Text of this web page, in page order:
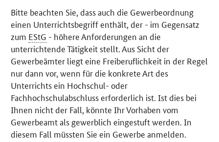
Bitte beachten Sie, dass auch die Gewerbeordnung
einen Unterrichtsbegriff enthält, der - im Gegensatz
zum EStG - höhere Anforderungen an die
unterrichtende Tätigkeit stellt. Aus Sicht der
Gewerbeämter liegt eine Freiberuflichkeit in der Regel
nur dann vor, wenn für die konkrete Art des
Unterrichts ein Hochschul- oder
Fachhochschulabschluss erforderlich ist. Ist dies bei
Ihnen nicht der Fall, könnte Ihr Vorhaben vom
Gewerbeamt als gewerblich eingestuft werden. In
diesem Fall müssten Sie ein Gewerbe anmelden.